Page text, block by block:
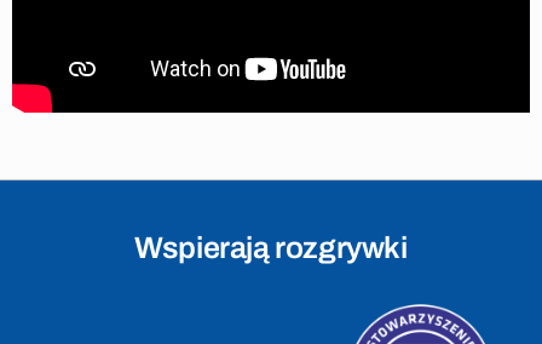
Wspierają rozgrywki